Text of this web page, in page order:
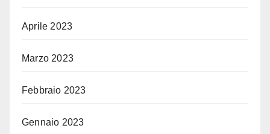
Aprile 2023
Marzo 2023
Febbraio 2023
Gennaio 2023